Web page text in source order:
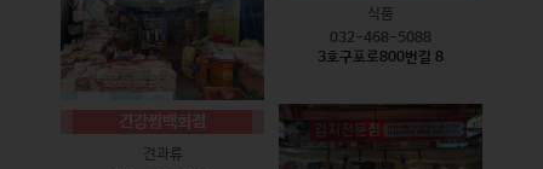
건강짱백화점
견과류
식품
032-468-5088
3호구포로800번길 8